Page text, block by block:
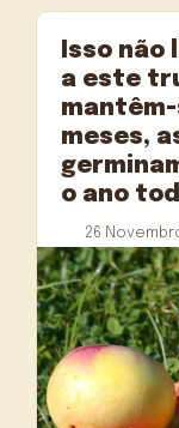
Isso não
a este
meses,
o ano
26